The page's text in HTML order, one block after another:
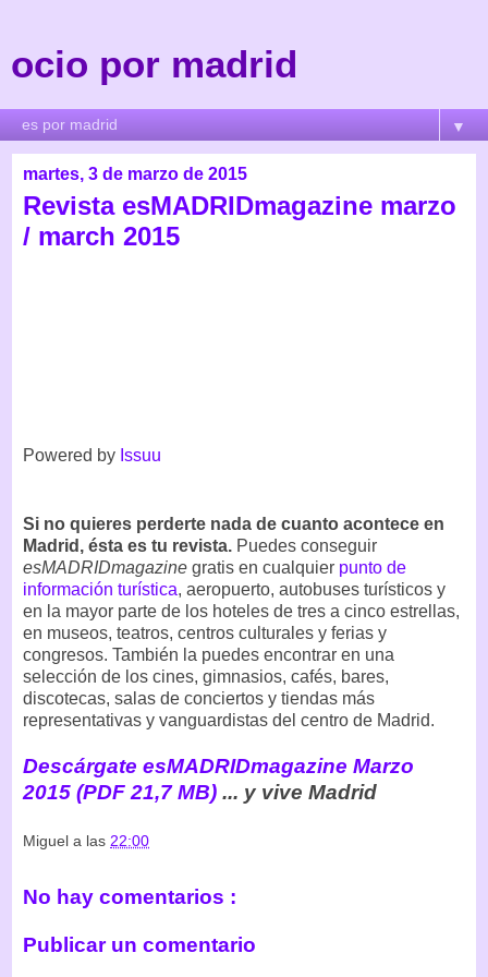
ocio por madrid
▼
martes, 3 de marzo de 2015
Revista esMADRIDmagazine marzo
/ march 2015
Powered by Issuu
Si no quieres perderte nada de cuanto acontece en
Madrid, ésta es tu revista. Puedes conseguir
esMADRIDmagazine gratis en cualquier punto de
información turística, aeropuerto, autobuses turísticos y
en la mayor parte de los hoteles de tres a cinco estrellas,
en museos, teatros, centros culturales y ferias y
congresos. También la puedes encontrar en una
selección de los cines, gimnasios, cafés, bares,
discotecas, salas de conciertos y tiendas más
representativas y vanguardistas del centro de Madrid.
Descárgate esMADRIDmagazine Marzo
2015 (PDF 21,7 MB) ... y vive Madrid
Miguel a las 22:00
No hay comentarios :
Publicar un comentario